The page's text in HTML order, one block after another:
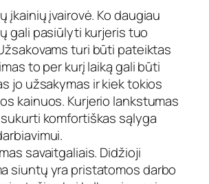
įkainių įvairovė. Ko daugiau
gali pasiūlyti kurjeris tuo
turi būti pateiktas
to per kurį laiką gali būti
jo užsakymas ir kiek tokios
kainuos. Kurjerio lankstumas
komfortiškas sąlyga
savaitgaliais. Didžioji
siuntų yra pristatomos darbo